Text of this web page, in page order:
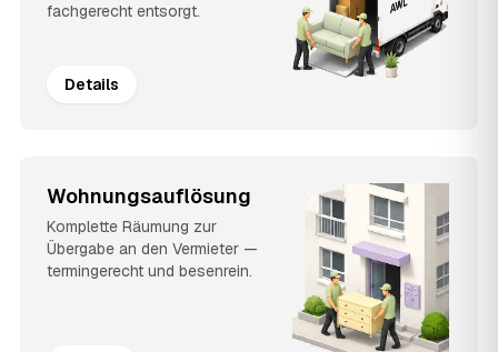
fachgerecht entsorgt.
Details
Wohnungsauflösung
Komplette Räumung zur
Übergabe an den Vermieter —
termingerecht und besenrein.